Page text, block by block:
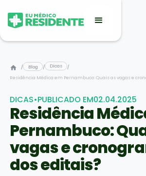
/ Blog / Dicas
/
Residência Médica em Pernambuco: Quais as vagas e
DICAS•PUBLICADO EM02.04.2025
Residência
Pernambuco:
vagas e
dos editais?